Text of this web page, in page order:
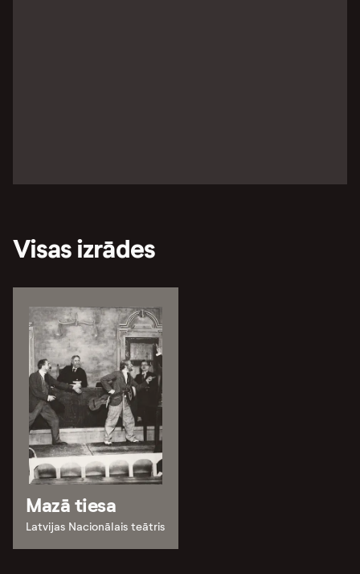
Visas izrādes
Mazā tiesa
Latvijas Nacionālais teātris